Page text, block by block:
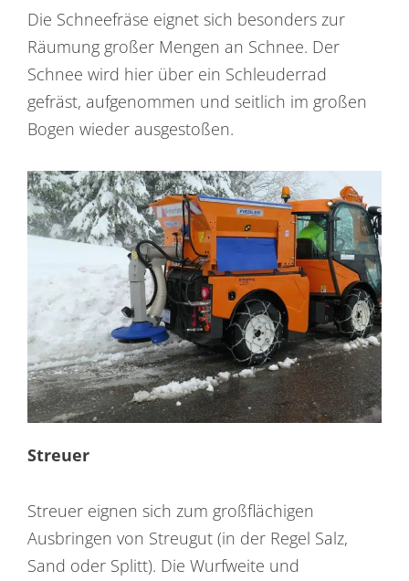
Die Schneefräse eignet sich besonders zur
Räumung großer Mengen an Schnee. Der
Schnee wird hier über ein Schleuderrad
gefräst, aufgenommen und seitlich im großen
Bogen wieder ausgestoßen.
Streuer
Streuer eignen sich zum großflächigen
Ausbringen von Streugut (in der Regel Salz,
Sand oder Splitt). Die Wurfweite und